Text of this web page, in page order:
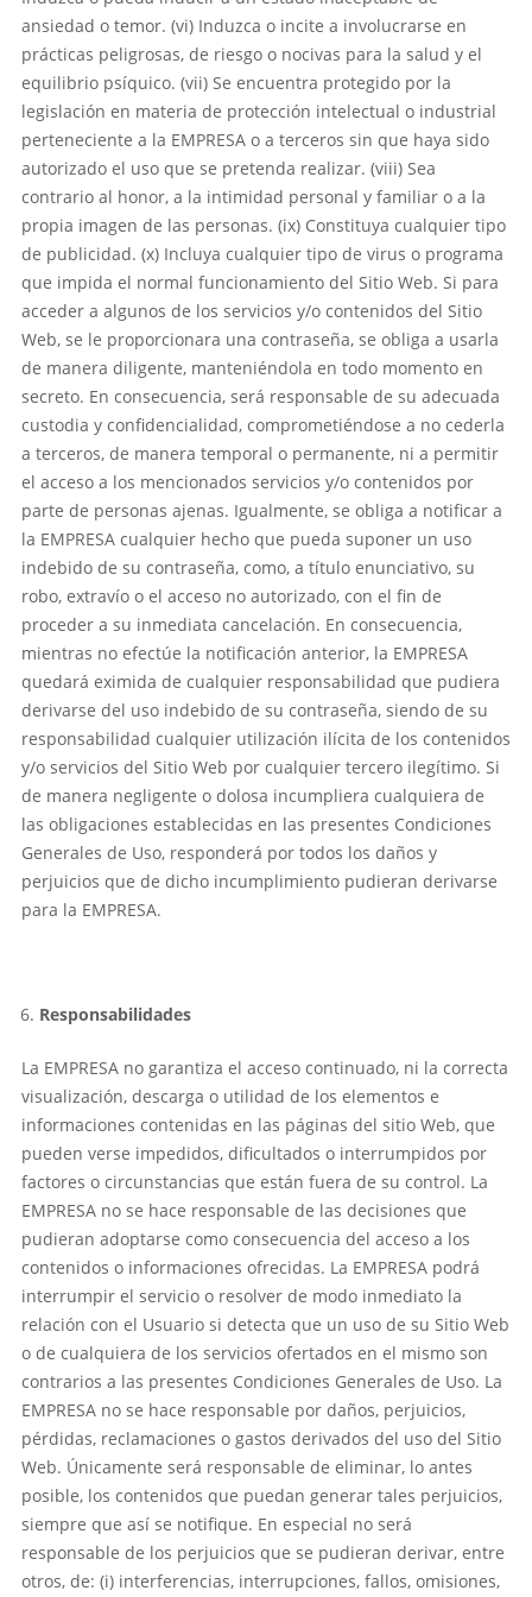
ansiedad o temor. (vi) Induzca o incite a involucrarse en
prácticas peligrosas, de riesgo o nocivas para la salud y el
equilibrio psíquico. (vii) Se encuentra protegido por la
legislación en materia de protección intelectual o industrial
perteneciente a la EMPRESA o a terceros sin que haya sido
autorizado el uso que se pretenda realizar. (viii) Sea
contrario al honor, a la intimidad personal y familiar o a la
propia imagen de las personas. (ix) Constituya cualquier tipo
de publicidad. (x) Incluya cualquier tipo de virus o programa
que impida el normal funcionamiento del Sitio Web. Si para
acceder a algunos de los servicios y/o contenidos del Sitio
Web, se le proporcionara una contraseña, se obliga a usarla
de manera diligente, manteniéndola en todo momento en
secreto. En consecuencia, será responsable de su adecuada
custodia y confidencialidad, comprometiéndose a no cederla
a terceros, de manera temporal o permanente, ni a permitir
el acceso a los mencionados servicios y/o contenidos por
parte de personas ajenas. Igualmente, se obliga a notificar a
la EMPRESA cualquier hecho que pueda suponer un uso
indebido de su contraseña, como, a título enunciativo, su
robo, extravío o el acceso no autorizado, con el fin de
proceder a su inmediata cancelación. En consecuencia,
mientras no efectúe la notificación anterior, la EMPRESA
quedará eximida de cualquier responsabilidad que pudiera
derivarse del uso indebido de su contraseña, siendo de su
responsabilidad cualquier utilización ilícita de los contenidos
y/o servicios del Sitio Web por cualquier tercero ilegítimo. Si
de manera negligente o dolosa incumpliera cualquiera de
las obligaciones establecidas en las presentes Condiciones
Generales de Uso, responderá por todos los daños y
perjuicios que de dicho incumplimiento pudieran derivarse
para la EMPRESA.
Responsabilidades
La EMPRESA no garantiza el acceso continuado, ni la correcta
visualización, descarga o utilidad de los elementos e
informaciones contenidas en las páginas del sitio Web, que
pueden verse impedidos, dificultados o interrumpidos por
factores o circunstancias que están fuera de su control. La
EMPRESA no se hace responsable de las decisiones que
pudieran adoptarse como consecuencia del acceso a los
contenidos o informaciones ofrecidas. La EMPRESA podrá
interrumpir el servicio o resolver de modo inmediato la
relación con el Usuario si detecta que un uso de su Sitio Web
o de cualquiera de los servicios ofertados en el mismo son
contrarios a las presentes Condiciones Generales de Uso. La
EMPRESA no se hace responsable por daños, perjuicios,
pérdidas, reclamaciones o gastos derivados del uso del Sitio
Web. Únicamente será responsable de eliminar, lo antes
posible, los contenidos que puedan generar tales perjuicios,
siempre que así se notifique. En especial no será
responsable de los perjuicios que se pudieran derivar, entre
otros, de: (i) interferencias, interrupciones, fallos, omisiones,